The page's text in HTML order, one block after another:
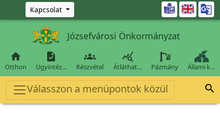
Ugrás a fő tartalomra
Kapcsolat 
Józsefvárosi Önkormányzat

Otthon

Ügyintéz…

Részvétel

Átláthat… Pázmány Állami k…
Válasszon a menüpontok közül 